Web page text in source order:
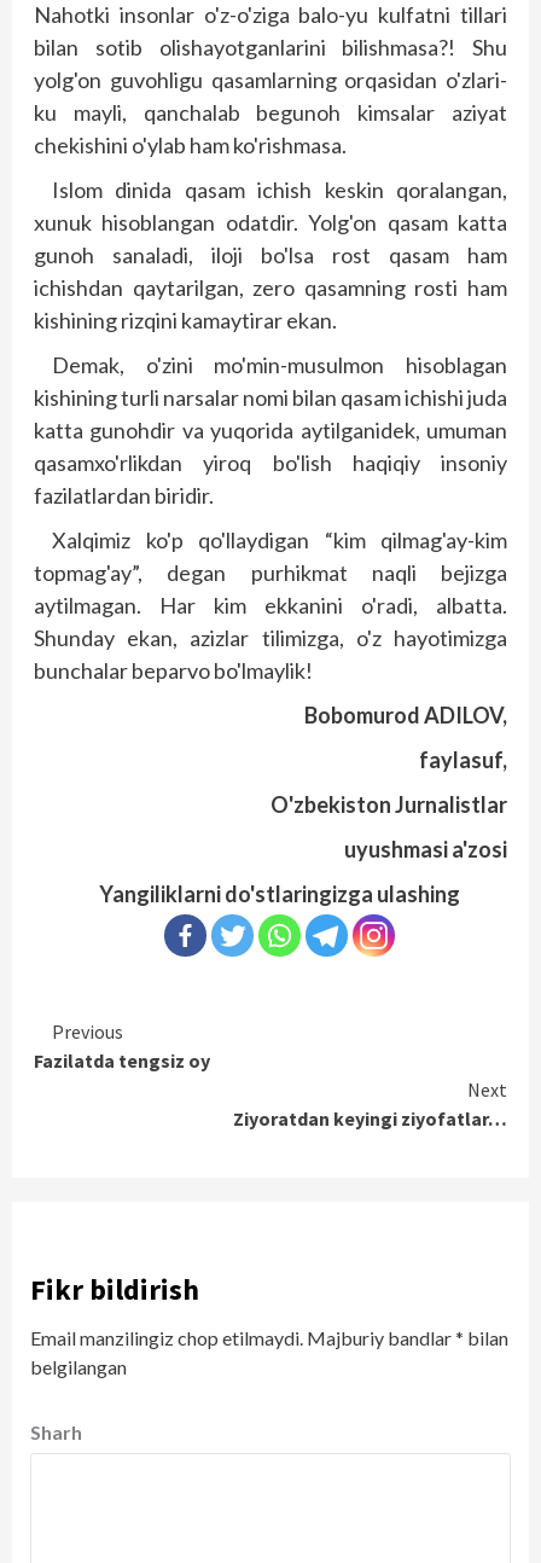
Nahotki insonlar o'z-o'ziga balo-yu kulfatni tillari
bilan sotib olishayotganlarini bilishmasa?! Shu
yolg'on guvohligu qasamlarning orqasidan o'zlari-
ku mayli, qanchalab begunoh kimsalar aziyat
chekishini o'ylab ham ko'rishmasa.
Islom dinida qasam ichish keskin qoralangan,
xunuk hisoblangan odatdir. Yolg'on qasam katta
gunoh sanaladi, iloji bo'lsa rost qasam ham
ichishdan qaytarilgan, zero qasamning ros­ti ham
kishining rizqini kamaytirar ekan.
Demak, o'zini mo'min-musulmon hisoblagan
kishining turli narsalar nomi bilan qasam ichishi juda
katta gunohdir va yuqorida aytilganidek, umuman
qasamxo'rlikdan yiroq bo'lish haqiqiy insoniy
fazilatlardan biridir.
Xalqimiz ko'p qo'llaydigan “kim qilmag'ay-kim
topmag'ay”, degan purhikmat naqli bejizga
aytilmagan. Har kim ekkanini o'radi, albatta.
Shunday ekan, azizlar tilimizga, o'z hayotimizga
bunchalar beparvo bo'lmaylik!
Bobomurod ADILOV,
faylasuf,
O'zbekiston Jurnalistlar
uyushmasi a'zosi
Yangiliklarni do'stlaringizga ulashing
Continue
Reading
Previous
Fazilatda tengsiz oy
Next
Ziyoratdan keyingi ziyofatlar…
Fikr bildirish
Email manzilingiz chop etilmaydi. Majburiy bandlar* bilan
belgilangan
Sharh